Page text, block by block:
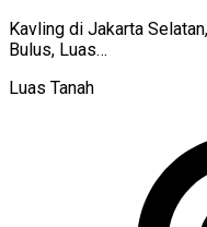
Kavling di Jakarta
Bulus, Luas…
Luas Tanah